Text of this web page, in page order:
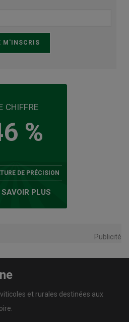
CHIFFRE
%
DE PRÉCISION
SAVOIR PLUS
Publicité
et rurales destinées aux